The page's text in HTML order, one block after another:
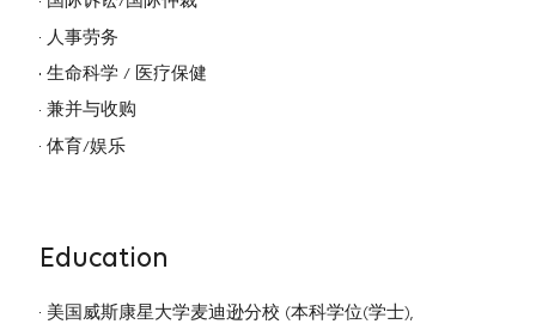
人事劳务
生命科学 / 医疗保健
兼并与收购
体育/娱乐
Education
美国威斯康星大学⻨迪逊分校 (本科学位(学士),